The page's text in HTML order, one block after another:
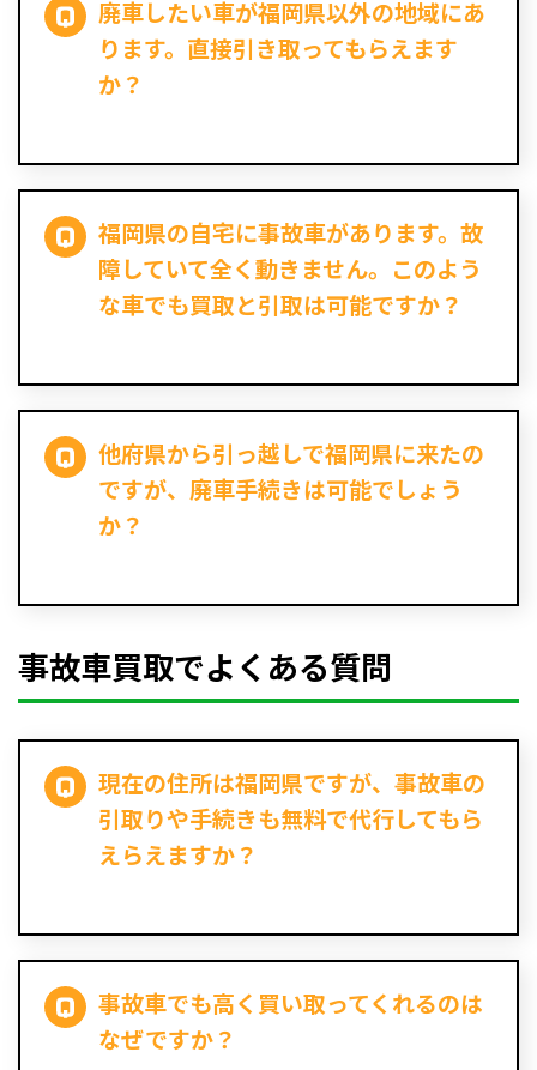
廃車したい車が福岡県以外の地域にあ
ります。直接引き取ってもらえます
か？
福岡県の自宅に事故車があります。故
障していて全く動きません。このよう
な車でも買取と引取は可能ですか？
他府県から引っ越しで福岡県に来たの
ですが、廃車手続きは可能でしょう
か？
事故車買取でよくある質問
現在の住所は福岡県ですが、事故車の
引取りや手続きも無料で代行してもら
えらえますか？
事故車でも高く買い取ってくれるのは
なぜですか？